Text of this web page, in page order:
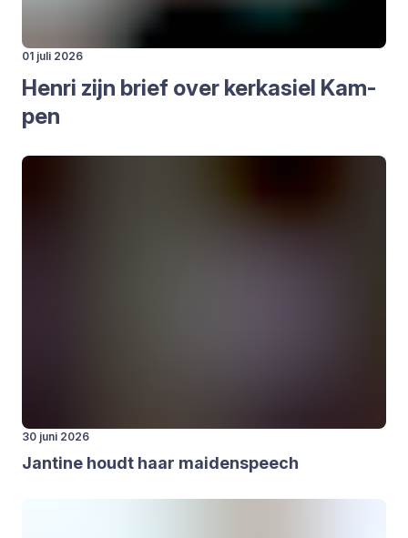
01 juli 2026
Hen­ri zijn brief over kerk­asiel Kam­
pen
30 juni 2026
Jan­ti­ne houdt haar mai­den­speech